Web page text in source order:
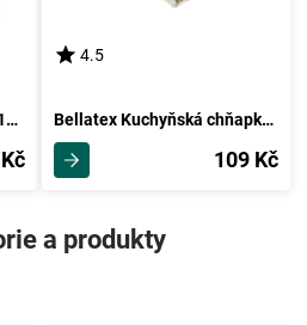
Kuchyňská chňapka Dots, 18 x 28 cm
4.5
Bellatex Kuchyňská chňapka Podzimní listí, 28 x 18 cm
109 Kč
a produkty